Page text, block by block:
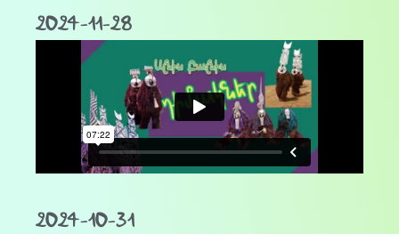
2024-11-28
2024-10-31